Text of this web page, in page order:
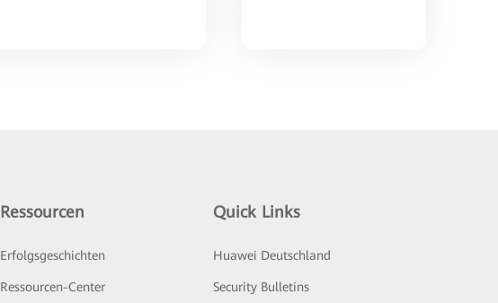
Ressourcen
Erfolgsgeschichten
Ressourcen-Center
Quick Links
Huawei Deutschland
Security Bulletins